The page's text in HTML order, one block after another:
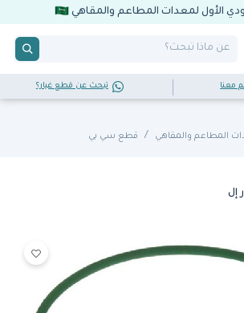
الأول لمعدات المطاعم والمقاهي
معنا تبحث عن قطع غيار؟
المطاعم والمقاهي قطع سي بي